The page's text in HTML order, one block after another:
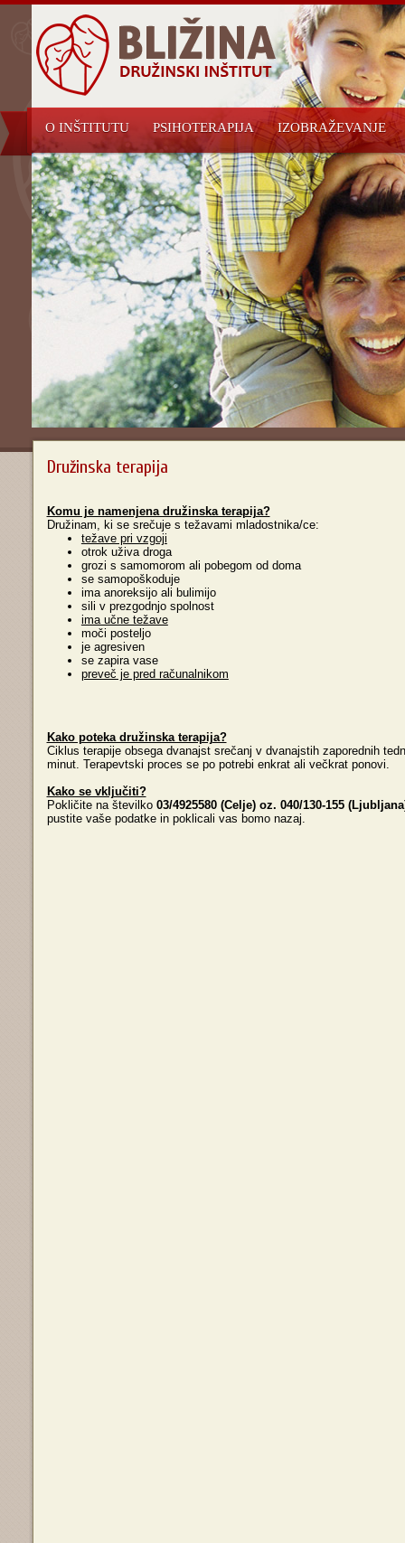
O INŠTITUTU PSIHOTERAPIJA IZOBRAŽEVANJE
Družinska terapija
Komu je namenjena družinska terapija?
Družinam, ki se srečuje s težavami mladostnika/ce:
težave pri vzgoji
otrok uživa droga
grozi s samomorom ali pobegom od doma
se samopoškoduje
ima anoreksijo ali bulimijo
sili v prezgodnjo spolnost
ima učne težave
moči posteljo
je agresiven
se zapira vase
preveč je pred računalnikom
Kako poteka družinska terapija?
Ciklus terapije obsega dvanajst srečanj v dvanajstih zaporednih
minut. Terapevtski proces se po potrebi enkrat ali večkrat ponovi.
Kako se vključiti?
Pokličite na številko 03/4925580 (Celje) oz. 040/130-155
pustite vaše podatke in poklicali vas bomo nazaj.